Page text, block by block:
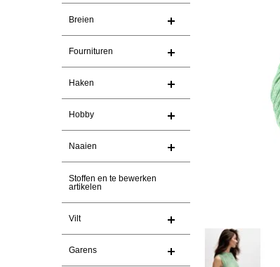
Breien
Fournituren
Haken
Hobby
Naaien
Stoffen en te bewerken
artikelen
Vilt
Garens